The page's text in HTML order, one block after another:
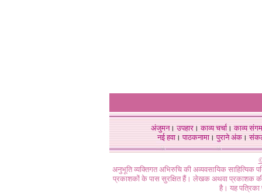
अंजुमन।उपहार।काव्य चर्चा।काव्य संगम
नई हवा। पाठकनामा। पुराने अंक।
अनुभूति व्यक्तिगत अभिरुचि की अव्यवसायिक
प्रकाशकों के पास सुरक्षित हैं। लेखक अथवा प्रकाशक की
है। यह पत्रिका